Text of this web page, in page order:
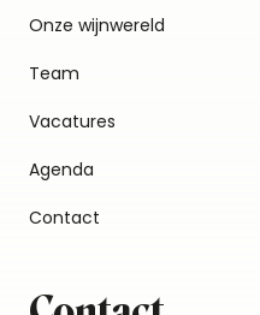
Onze wijnwereld
Team
Vacatures
Agenda
Contact